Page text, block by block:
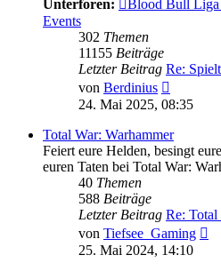
Unterforen:
Blood Bull
Events
302 Themen
11155 Beiträge
Letzter Beitrag Re:
von Berdinius
Beitrag
24. Mai 2025, 08:35
Total War: Warhammer
Feiert eure Helden, besingt
euren Taten bei Total War:
40 Themen
588 Beiträge
Letzter Beitrag Re:
von Tiefsee_Gaming
25. Mai 2024, 14:10